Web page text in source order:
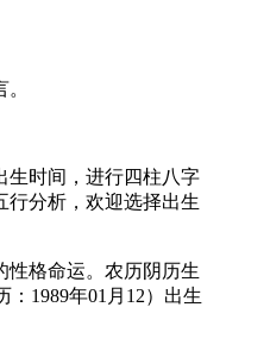
生时间，进行四柱八字
行分析，欢迎选择出生
性格命运。农历阴历生
：1989年01月12）出生